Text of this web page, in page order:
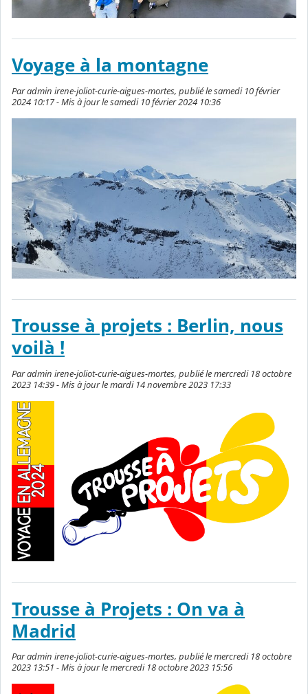
Voyage à la montagne
Par admin irene-joliot-curie-aigues-mortes, publié le samedi 10 février
2024 10:17 - Mis à jour le samedi 10 février 2024 10:36
Trousse à projets : Berlin, nous
voilà !
Par admin irene-joliot-curie-aigues-mortes, publié le mercredi 18 octobre
2023 14:39 - Mis à jour le mardi 14 novembre 2023 17:33
Trousse à Projets : On va à
Madrid
Par admin irene-joliot-curie-aigues-mortes, publié le mercredi 18 octobre
2023 13:51 - Mis à jour le mercredi 18 octobre 2023 15:56